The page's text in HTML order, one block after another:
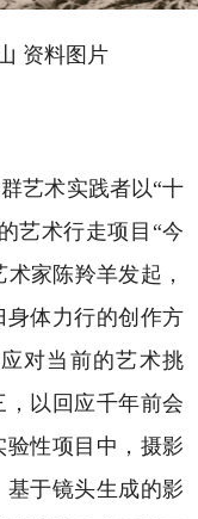
资料图片
艺术实践者以“十
艺术行走项目“今
家陈羚羊发起，
体力行的创作方
对当前的艺术挑
，以回应千年前会
性项目中，摄影
于镜头生成的影